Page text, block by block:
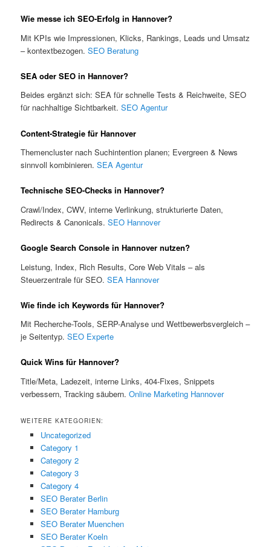
Wie messe ich SEO-Erfolg in Hannover?
Mit KPIs wie Impressionen, Klicks, Rankings, Leads und Umsatz
– kontextbezogen.SEO Beratung
SEA oder SEO in Hannover?
Beides ergänzt sich: SEA für schnelle Tests & Reichweite, SEO
für nachhaltige Sichtbarkeit.SEO Agentur
Content-Strategie für Hannover
Themencluster nach Suchintention planen; Evergreen & News
sinnvoll kombinieren.SEA Agentur
Technische SEO-Checks in Hannover?
Crawl/Index, CWV, interne Verlinkung, strukturierte Daten,
Redirects & Canonicals.SEO Hannover
Google Search Console in Hannover nutzen?
Leistung, Index, Rich Results, Core Web Vitals – als
Steuerzentrale für SEO.SEA Hannover
Wie finde ich Keywords für Hannover?
Mit Recherche-Tools, SERP-Analyse und Wettbewerbsvergleich –
je Seitentyp.SEO Experte
Quick Wins für Hannover?
Title/Meta, Ladezeit, interne Links, 404-Fixes, Snippets
verbessern, Tracking säubern.Online Marketing Hannover
WEITERE KATEGORIEN:
Uncategorized
Category 1
Category 2
Category 3
Category 4
SEO Berater Berlin
SEO Berater Hamburg
SEO Berater Muenchen
SEO Berater Koeln